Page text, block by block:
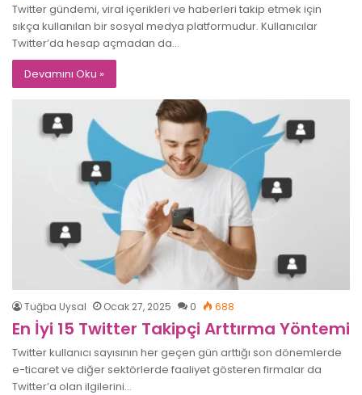
Twitter gündemi, viral içerikleri ve haberleri takip etmek için
sıkça kullanılan bir sosyal medya platformudur. Kullanıcılar
Twitter’da hesap açmadan da…
Devamını Oku »
Tuğba Uysal Ocak 27, 2025 0 688
En İyi 15 Twitter Takipçi Arttırma Yöntemi
Twitter kullanıcı sayısının her geçen gün arttığı son dönemlerde
e-ticaret ve diğer sektörlerde faaliyet gösteren firmalar da
Twitter’a olan ilgilerini…